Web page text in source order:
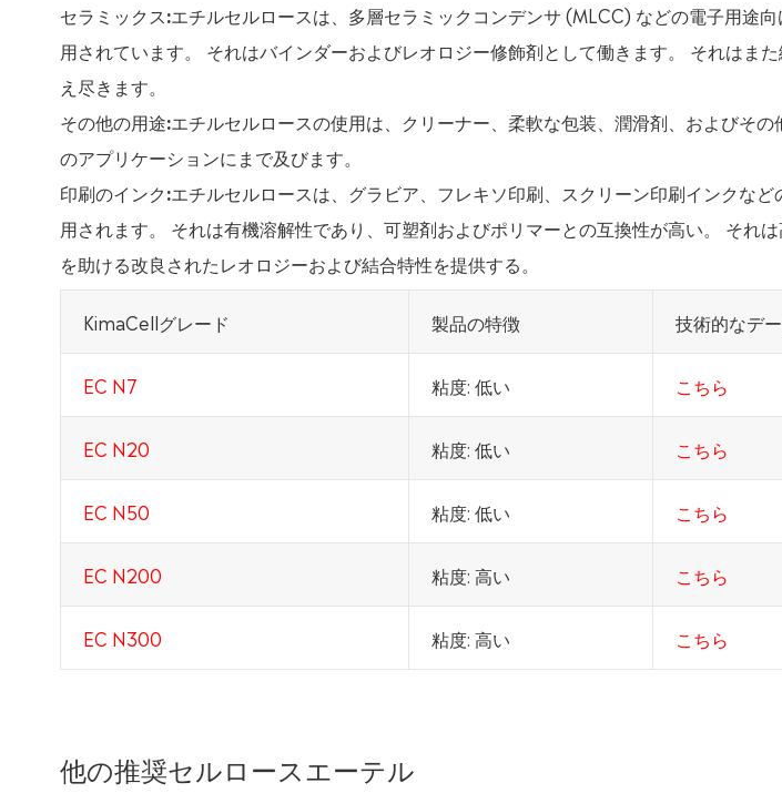
セラミックス:エチルセルロースは、多層セラミックコンデンサ (MLCC) などの電子用途
用されています。 それはバインダーおよびレオロジー修飾剤として働きます。 それはま
え尽きます。
その他の用途:エチルセルロースの使用は、クリーナー、柔軟な包装、潤滑剤、およびそ
のアプリケーションにまで及びます。
印刷のインク:エチルセルロースは、グラビア、フレキソ印刷、スクリーン印刷インクな
用されます。 それは有機溶解性であり、可塑剤およびポリマーとの互換性が高い。 それ
を助ける改良されたレオロジーおよび結合特性を提供する。
KimaCellグレード 製品の特徴 技術的なデ
EC N7 粘度: 低い こちら
EC N20 粘度: 低い こちら
EC N50 粘度: 低い こちら
EC N200 粘度: 高い こちら
EC N300 粘度: 高い こちら
他の推奨セルロースエーテル